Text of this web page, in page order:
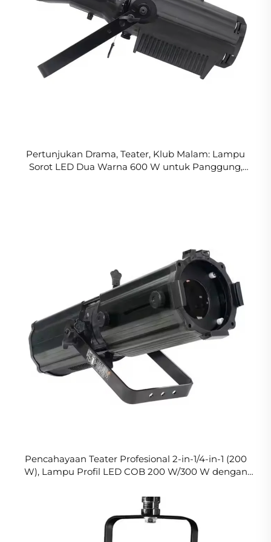
Pertunjukan Drama, Teater, Klub Malam: Lampu
Sorot LED Dua Warna 600 W untuk Panggung,
Pencahayaan Teater Profesional 2-in-1/4-in-1 (200
W), Lampu Profil LED COB 200 W/300 W dengan
Dilengkapi Fungsi Zoom